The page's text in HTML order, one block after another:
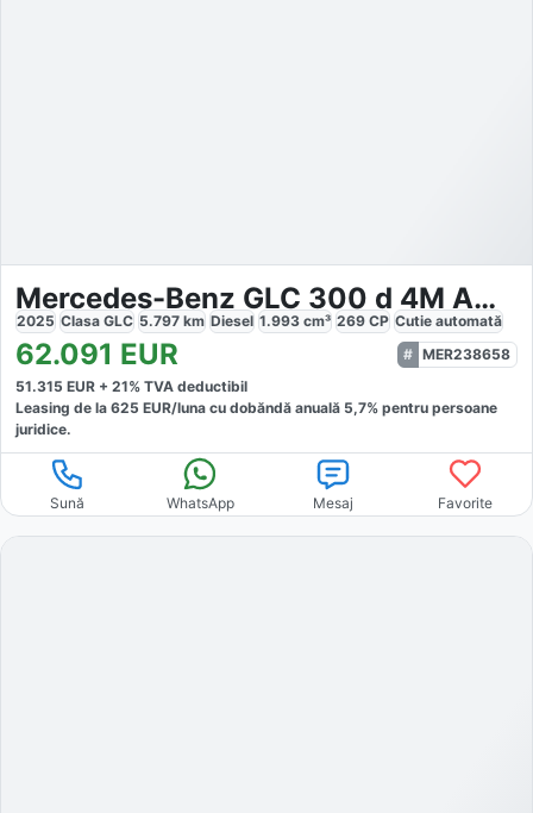
Mercedes-Benz GLC 300 d 4M AMG
2025 Clasa GLC 5.797 km Diesel 1.993 cm³ 269 CP Cutie automată
62.091 EUR
MER238658
51.315 EUR + 21% TVA deductibil
Leasing de la 625 EUR/luna cu dobăndă anuală 5,7% pentru persoane
juridice.
Sună WhatsApp Mesaj Favorite